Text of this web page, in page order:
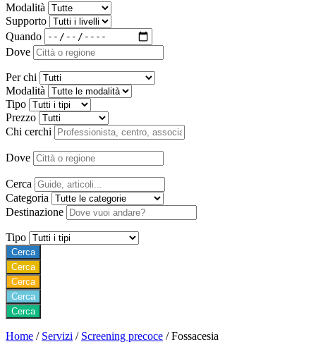
Modalità
Supporto
Quando
Dove
Per chi
Modalità
Tipo
Prezzo
Chi cerchi
Dove
Cerca
Categoria
Destinazione
Tipo
Cerca
Cerca
Cerca
Cerca
Cerca
Home / Servizi / Screening precoce / Fossacesia